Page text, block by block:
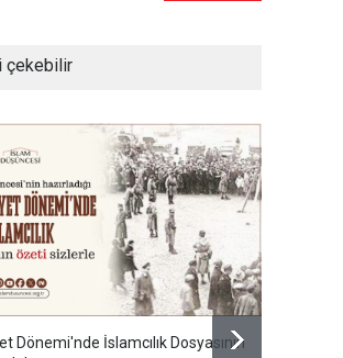
çekebilir
Dönemi'nde İslamcılık Dosyasının